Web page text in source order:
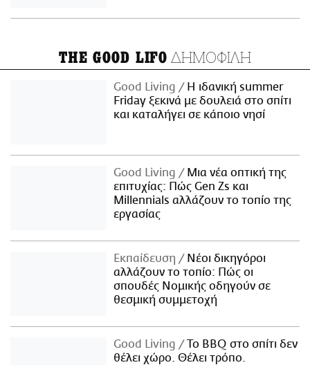
THE GOOD LIFO ΔΗΜΟΦΙΛΗ
Good Living
Η ιδανική summer
Friday ξεκινά με δουλειά στο σπίτι
και καταλήγει σε κάποιο νησί
Good Living
Μια νέα οπτική της
επιτυχίας: Πώς Gen Zs και
Millennials αλλάζουν το τοπίο της
εργασίας
Εκπαίδευση
Νέοι δικηγόροι
αλλάζουν το τοπίο: Πώς οι
σπουδές Νομικής οδηγούν σε
θεσμική συμμετοχή
Good Living
Το BBQ στο σπίτι δεν
θέλει χώρο. Θέλει τρόπο.